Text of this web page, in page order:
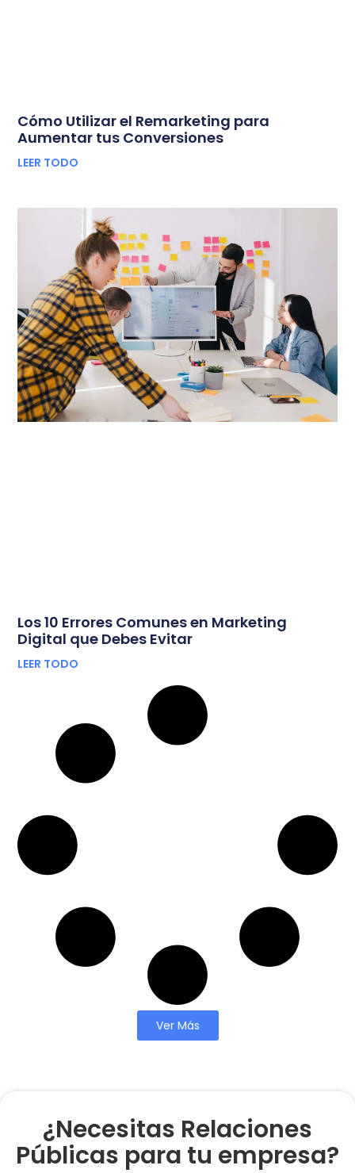
Cómo Utilizar el Remarketing para
Aumentar tus Conversiones
LEER TODO
Los 10 Errores Comunes en Marketing
Digital que Debes Evitar
LEER TODO
Ver Más
¿Necesitas Relaciones
Públicas para tu empresa?